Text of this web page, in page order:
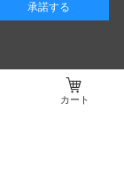
カート
承諾する